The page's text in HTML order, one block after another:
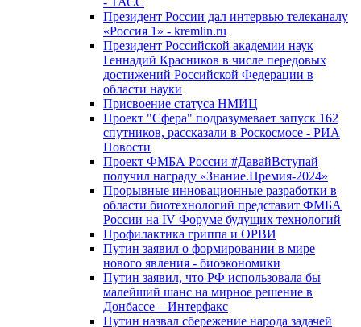
Президент России дал интервью телеканалу
«Россия 1» - kremlin.ru
Президент Российской академии наук
Геннадий Красников в числе передовых
достижений Российской Федерации в
области науки
Присвоение статуса НМИЦ
Проект "Сфера" подразумевает запуск 162
спутников, рассказали в Роскосмосе - РИА
Новости
Проект ФМБА России #ДавайВступай
получил награду «Знание.Премия-2024»
Прорывные инновационные разработки в
области биотехнологий представит ФМБА
России на IV Форуме будущих технологий
Профилактика гриппа и ОРВИ
Путин заявил о формировании в мире
нового явления - биоэкономики
Путин заявил, что РФ использовала бы
малейший шанс на мирное решение в
Донбассе – Интерфакс
Путин назвал сбережение народа задачей